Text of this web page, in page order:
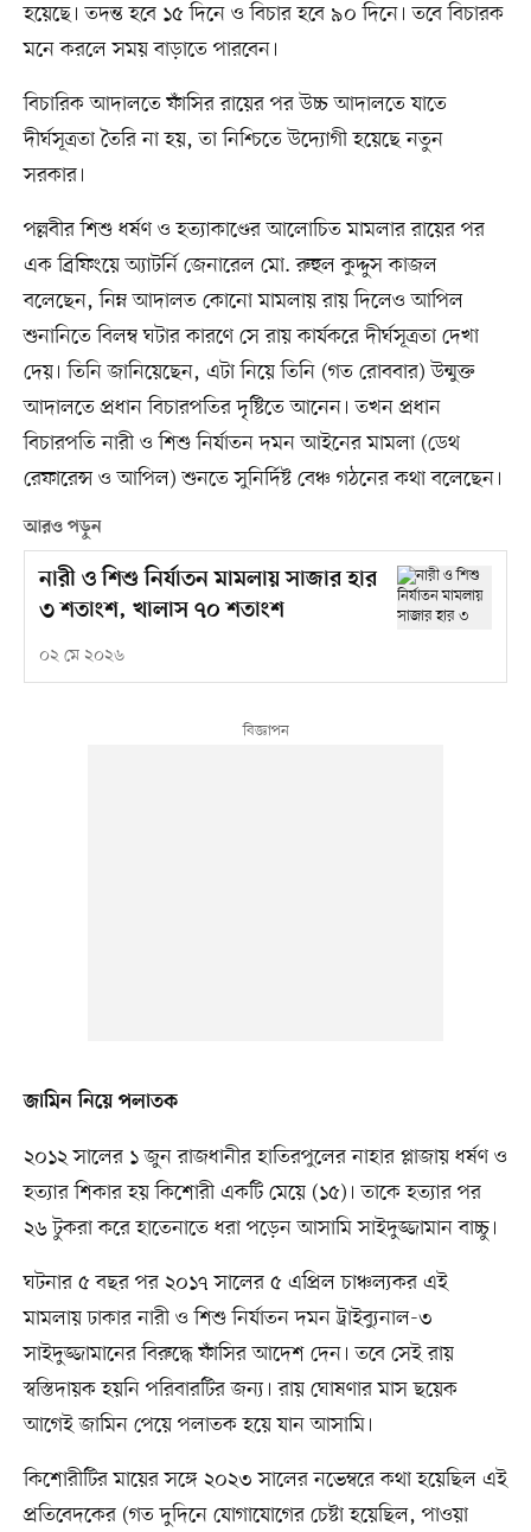
হয়েছে। তদন্ত হবে ১৫ দিনে ও বিচার হবে ৯০ দিনে। তবে বিচারক
মনে করলে সময় বাড়াতে পারবেন।
বিচারিক আদালতে ফাঁসির রায়ের পর উচ্চ আদালতে যাতে
দীর্ঘসূত্রতা তৈরি না হয়, তা নিশ্চিতে উদ্যোগী হয়েছে নতুন
সরকার।
পল্লবীর শিশু ধর্ষণ ও হত্যাকাণ্ডের আলোচিত মামলার রায়ের পর
এক ব্রিফিংয়ে অ্যাটর্নি জেনারেল মো. রুহুল কুদ্দুস কাজল
বলেছেন, নিম্ন আদালত কোনো মামলায় রায় দিলেও আপিল
শুনানিতে বিলম্ব ঘটার কারণে সে রায় কার্যকরে দীর্ঘসূত্রতা দেখা
দেয়। তিনি জানিয়েছেন, এটা নিয়ে তিনি (গত রোববার) উন্মুক্ত
আদালতে প্রধান বিচারপতির দৃষ্টিতে আনেন। তখন প্রধান
বিচারপতি নারী ও শিশু নির্যাতন দমন আইনের মামলা (ডেথ
রেফারেন্স ও আপিল) শুনতে সুনির্দিষ্ট বেঞ্চ গঠনের কথা বলেছেন।
আরও পড়ুন
নারী ও শিশু নির্যাতন মামলায় সাজার হার
৩ শতাংশ, খালাস ৭০ শতাংশ
০২ মে ২০২৬
জামিন নিয়ে পলাতক
২০১২ সালের ১ জুন রাজধানীর হাতিরপুলের নাহার প্লাজায় ধর্ষণ ও
হত্যার শিকার হয় কিশোরী একটি মেয়ে (১৫)। তাকে হত্যার পর
২৬ টুকরা করে হাতেনাতে ধরা পড়েন আসামি সাইদুজ্জামান বাচ্চু।
ঘটনার ৫ বছর পর ২০১৭ সালের ৫ এপ্রিল চাঞ্চল্যকর এই
মামলায় ঢাকার নারী ও শিশু নির্যাতন দমন ট্রাইব্যুনাল-৩
সাইদুজ্জামানের বিরুদ্ধে ফাঁসির আদেশ দেন। তবে সেই রায়
স্বস্তিদায়ক হয়নি পরিবারটির জন্য। রায় ঘোষণার মাস ছয়েক
আগেই জামিন পেয়ে পলাতক হয়ে যান আসামি।
কিশোরীটির মায়ের সঙ্গে ২০২৩ সালের নভেম্বরে কথা হয়েছিল এই
প্রতিবেদকের (গত দুদিনে যোগাযোগের চেষ্টা হয়েছিল, পাওয়া